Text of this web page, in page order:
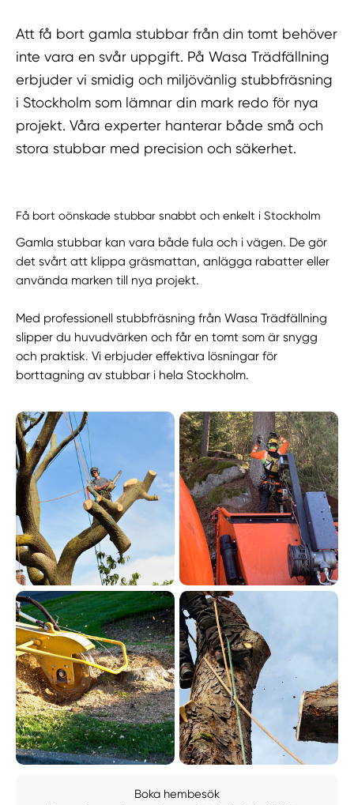
Att få bort gamla stubbar från din tomt behöver
inte vara en svår uppgift. På Wasa Trädfällning
erbjuder vi smidig och miljövänlig stubbfräsning
i Stockholm som lämnar din mark redo för nya
projekt. Våra experter hanterar både små och
stora stubbar med precision och säkerhet.
Få bort oönskade stubbar snabbt och enkelt i Stockholm
Gamla stubbar kan vara både fula och i vägen. De gör
det svårt att klippa gräsmattan, anlägga rabatter eller
använda marken till nya projekt.
Med professionell stubbfräsning från Wasa Trädfällning
slipper du huvudvärken och får en tomt som är snygg
och praktisk. Vi erbjuder effektiva lösningar för
borttagning av stubbar i hela Stockholm.
Boka hembesök